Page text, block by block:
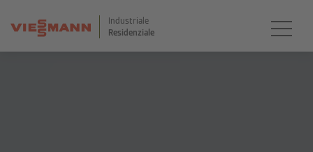
Industriale
Residenziale